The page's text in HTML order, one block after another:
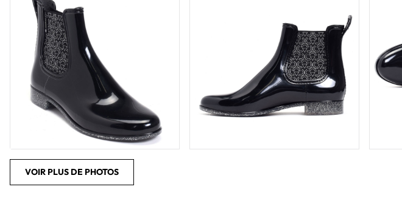
VOIR PLUS DE PHOTOS